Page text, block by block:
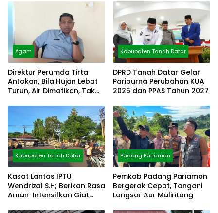
Agam
Direktur Perumda Tirta
Antokan, Bila Hujan Lebat
Turun, Air Dimatikan, Tak
Kabupaten Tanah Datar
DPRD Tanah Datar Gelar
Paripurna Perubahan KUA
2026 dan PPAS Tahun 2027
Kabupaten Tanah Datar
Kasat Lantas IPTU
Wendrizal S.H; Berikan Rasa
Aman Intensifkan Giat
Padang Pariaman
Pemkab Padang Pariaman
Bergerak Cepat, Tangani
Longsor Aur Malintang